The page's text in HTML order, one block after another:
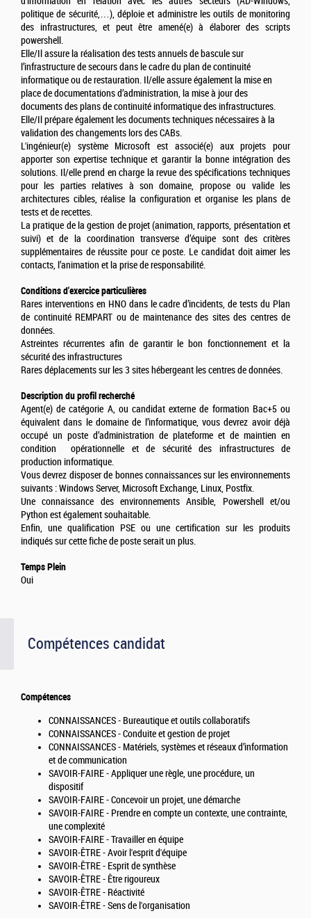
politique de sécurité,…), déploie et administre les outils de monitoring
des infrastructures, et peut être amené(e) à élaborer des scripts
powershell.
Elle/Il assure la réalisation des tests annuels de bascule sur
l’infrastructure de secours dans le cadre du plan de continuité
informatique ou de restauration. Il/elle assure également la mise en
place de documentations d’administration, la mise à jour des
documents des plans de continuité informatique des infrastructures.
Elle/Il prépare également les documents techniques nécessaires à la
validation des changements lors des CABs.
L'ingénieur(e) système Microsoft est associé(e) aux projets pour
apporter son expertise technique et garantir la bonne intégration des
solutions. Il/elle prend en charge la revue des spécifications techniques
pour les parties relatives à son domaine, propose ou valide les
architectures cibles, réalise la configuration et organise les plans de
tests et de recettes.
La pratique de la gestion de projet (animation, rapports, présentation et
suivi) et de la coordination transverse d’équipe sont des critères
supplémentaires de réussite pour ce poste. Le candidat doit aimer les
contacts, l’animation et la prise de responsabilité.
Conditions d'exercice particulières
Rares interventions en HNO dans le cadre d’incidents, de tests du Plan
de continuité REMPART ou de maintenance des sites des centres de
données.
Astreintes récurrentes afin de garantir le bon fonctionnement et la
sécurité des infrastructures
Rares déplacements sur les 3 sites hébergeant les centres de données.
Description du profil recherché
Agent(e) de catégorie A, ou candidat externe de formation Bac+5 ou
équivalent dans le domaine de l’informatique, vous devrez avoir déjà
occupé un poste d’administration de plateforme et de maintien en
condition opérationnelle et de sécurité des infrastructures de
production informatique.
Vous devrez disposer de bonnes connaissances sur les environnements
suivants : Windows Server, Microsoft Exchange, Linux, Postfix.
Une connaissance des environnements Ansible, Powershell et/ou
Python est également souhaitable.
Enfin, une qualification PSE ou une certification sur les produits
indiqués sur cette fiche de poste serait un plus.
Temps Plein
Oui
Compétences candidat
Compétences
CONNAISSANCES - Bureautique et outils collaboratifs
CONNAISSANCES - Conduite et gestion de projet
CONNAISSANCES - Matériels, systèmes et réseaux d’information
et de communication
SAVOIR-FAIRE - Appliquer une règle, une procédure, un
dispositif
SAVOIR-FAIRE - Concevoir un projet, une démarche
SAVOIR-FAIRE - Prendre en compte un contexte, une contrainte,
une complexité
SAVOIR-FAIRE - Travailler en équipe
SAVOIR-ÊTRE - Avoir l'esprit d'équipe
SAVOIR-ÊTRE - Esprit de synthèse
SAVOIR-ÊTRE - Être rigoureux
SAVOIR-ÊTRE - Réactivité
SAVOIR-ÊTRE - Sens de l'organisation